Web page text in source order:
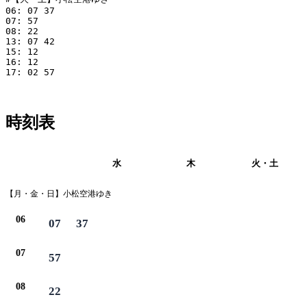
06: 07 37
07: 57
08: 22
13: 07 42
15: 12
16: 12
17: 02 57
時刻表
水 木 火・土
【月・金・日】小松空港ゆき
06 07 37
07 57
08 22